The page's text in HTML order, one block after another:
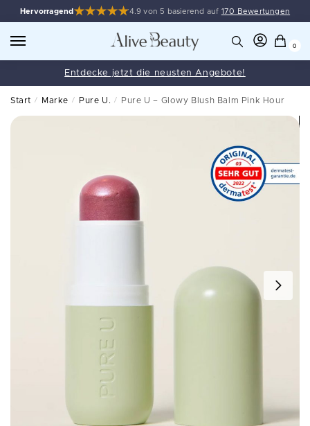
Hervorragend 4.9 von 5 basierend auf 170 Bewertungen
0
Entdecke jetzt die neusten Angebote!
Start / Marke / Pure U. / Pure U – Glowy Blush Balm Pink Hour